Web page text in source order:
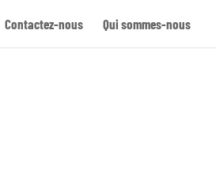
Contactez-nous Qui sommes-nous